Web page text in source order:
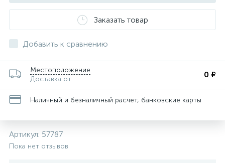
Заказать товар
Добавить к сравнению
Местоположение
Доставка от
0 ₽
Наличный и безналичный расчет, банковские карты
Артикул: 57787
Пока нет отзывов